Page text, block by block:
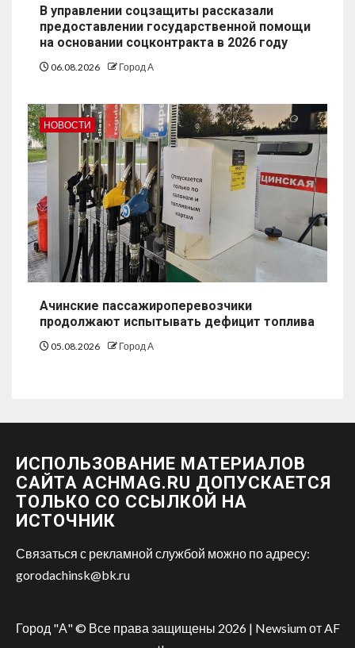
В управлении соцзащиты рассказали
предоставлении государственной помощи
на основании соцконтракта в 2026 году
06.08.2026 Город А
НОВОСТИ
Ачинские пассажироперевозчики
продолжают испытывать дефицит топлива
05.08.2026 Город А
ИСПОЛЬЗОВАНИЕ МАТЕРИАЛОВ
САЙТА ACHMAG.RU ДОПУСКАЕТСЯ
ТОЛЬКО СО ССЫЛКОЙ НА
ИСТОЧНИК
Связаться с рекламной службой можно по адресу:
gorodachinsk@bk.ru
Город "А" © Все права защищены 2026 | Newsiumот AF